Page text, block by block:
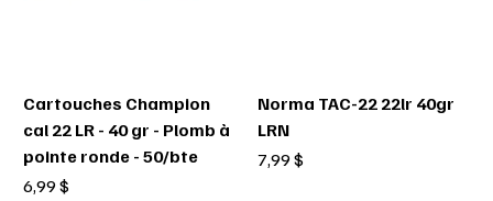
Cartouches Champion
cal 22 LR - 40 gr - Plomb à
pointe ronde - 50/bte
Prix
6,99 $
Norma TAC-22 22lr 40gr
LRN
Prix
7,99 $